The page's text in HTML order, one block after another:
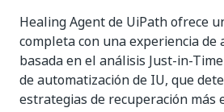
Healing Agent de UiPath ofrece
completa con una experiencia
basada en el análisis Just-in-
de automatización de IU, que
estrategias de recuperación más